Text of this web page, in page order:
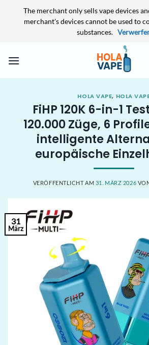
The merchant only sells vape devices
merchant's devices cannot be used to
substances.
Inhalt
HOLA VAPE, HOLA
FiHP 120K 6-in-1
120.000 Züge, 6
intelligente
europäische
VERÖFFENTLICHT AM 31. MÄRZ 2026
31
März